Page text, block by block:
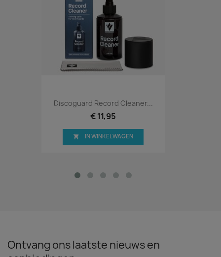
Discoguard Record Cleaner...
€ 11,95
 IN WINKELWAGEN
Ontvang ons laatste nieuws en